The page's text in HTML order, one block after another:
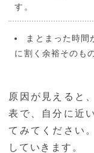
す。
まとまった時間
に割く余裕そのも
原因が見えると
表で、自分に近
てみてください
していきます。